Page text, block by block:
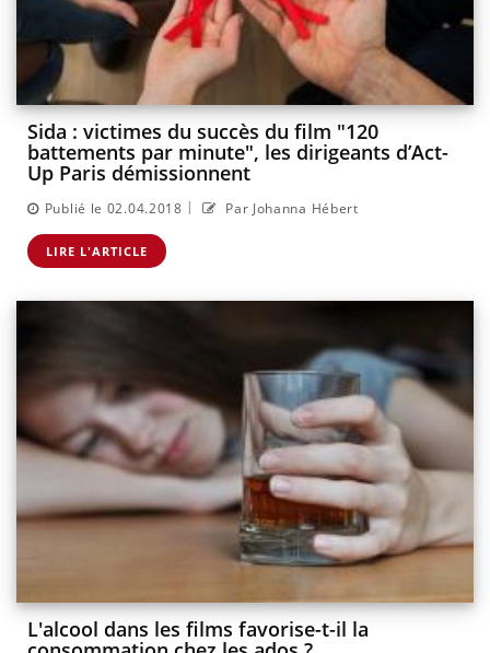
Sida : victimes du succès du film "120
battements par minute", les dirigeants d’Act-
Up Paris démissionnent
Publié le 02.04.2018 | Par Johanna Hébert
LIRE L'ARTICLE
L'alcool dans les films favorise-t-il la